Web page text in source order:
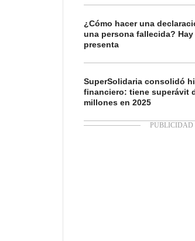
¿Cómo hacer una
una persona fallecida?
presenta
SuperSolidaria consolidó
financiero: tiene superávit
millones en 2025